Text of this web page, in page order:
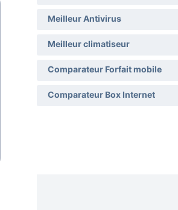
Meilleur Antivirus
Meilleur climatiseur
Comparateur Forfait mobile
Comparateur Box Internet